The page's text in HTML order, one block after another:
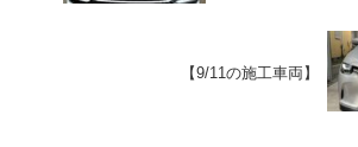
【9/11の施工車両】